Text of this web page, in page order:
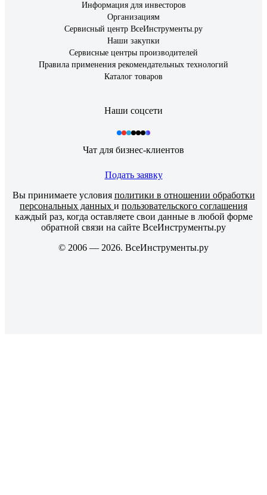
Информация для инвесторов
Организациям
Сервисный центр ВсеИнструменты.ру
Наши закупки
Сервисные центры производителей
Правила применения рекомендательных технологий
Каталог товаров
Наши соцсети
Чат для бизнес-клиентов
Подать заявку
Вы принимаете условия политики в отношении обработки
персональных данных и пользовательского соглашения
каждый раз, когда оставляете свои данные в любой форме
обратной связи на сайте ВсеИнструменты.ру
© 2006 — 2026. ВсеИнструменты.ру